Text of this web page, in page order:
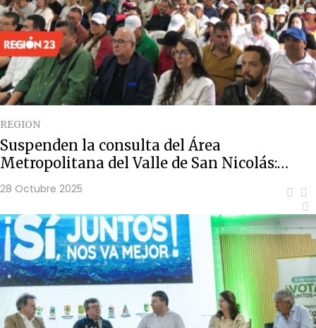
REGION
Suspenden la consulta del Área
Metropolitana del Valle de San Nicolás:
Ministerio de Hacienda no giró los recursos
28 Octubre 2025